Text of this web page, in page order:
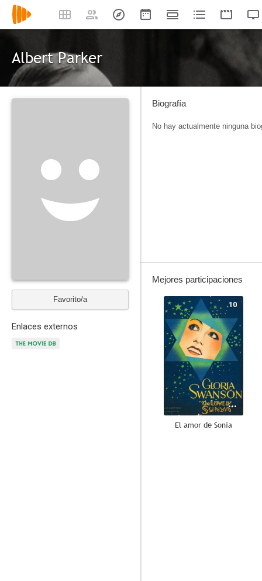
Albert Parker
Favorito/a
Enlaces externos
Biografía
No hay actualmente ninguna
Mejores participaciones
10
El amor de Sonia